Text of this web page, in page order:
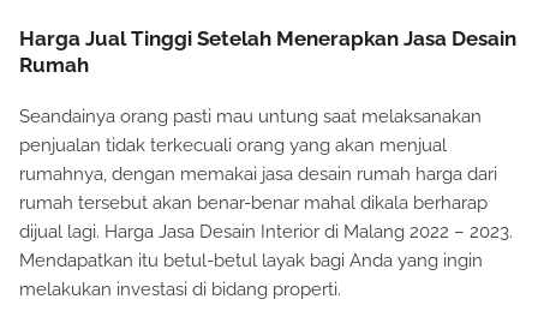
Harga Jual Tinggi Setelah Menerapkan Jasa Desain
Rumah
Seandainya orang pasti mau untung saat melaksanakan
penjualan tidak terkecuali orang yang akan menjual
rumahnya, dengan memakai jasa desain rumah harga dari
rumah tersebut akan benar-benar mahal dikala berharap
dijual lagi. Harga Jasa Desain Interior di Malang 2022 – 2023.
Mendapatkan itu betul-betul layak bagi Anda yang ingin
melakukan investasi di bidang properti.